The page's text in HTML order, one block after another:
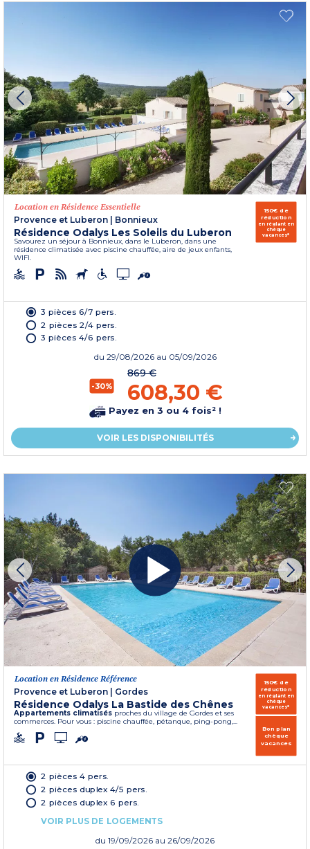
Location en Résidence Essentielle
Provence et Luberon | Bonnieux
Résidence Odalys Les Soleils du Luberon
Savourez un séjour à Bonnieux, dans le Luberon, dans une
résidence climatisée avec piscine chauffée, aire de jeux enfants,
WIFI.
150€ de
réduction
en réglant en
chèque
vacances*
3 pièces 6/7 pers.
2 pièces 2/4 pers.
3 pièces 4/6 pers.
du 29/08/2026 au 05/09/2026
-30%
869 €
608,30 €
Payez en 3 ou 4 fois² !
VOIR LES DISPONIBILITÉS
Location en Résidence Référence
Provence et Luberon
Gordes
Résidence Odalys La Bastide des Chênes
Appartements climatisés proches du village de Gordes et ses
commerces. Pour vous : piscine chauffée, pétanque, ping-pong,...
150€ de
réduction
en réglant en
chèque
vacances*
Bon plan
chèque
vacances
2 pièces 4 pers.
2 pièces duplex 4/5 pers.
2 pièces duplex 6 pers.
VOIR PLUS DE LOGEMENTS
du 19/09/2026 au 26/09/2026